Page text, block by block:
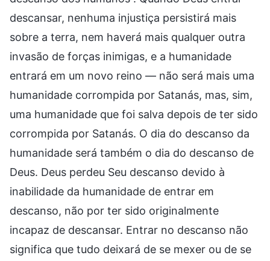
descansar, nenhuma injustiça persistirá mais
sobre a terra, nem haverá mais qualquer outra
invasão de forças inimigas, e a humanidade
entrará em um novo reino — não será mais uma
humanidade corrompida por Satanás, mas, sim,
uma humanidade que foi salva depois de ter sido
corrompida por Satanás. O dia do descanso da
humanidade será também o dia do descanso de
Deus. Deus perdeu Seu descanso devido à
inabilidade da humanidade de entrar em
descanso, não por ter sido originalmente
incapaz de descansar. Entrar no descanso não
significa que tudo deixará de se mexer ou de se